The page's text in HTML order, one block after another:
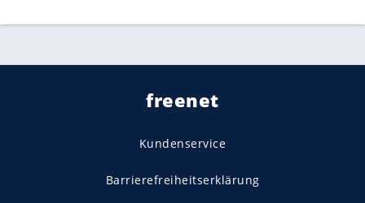
freenet
Kundenservice
Barrierefreiheitserklärung